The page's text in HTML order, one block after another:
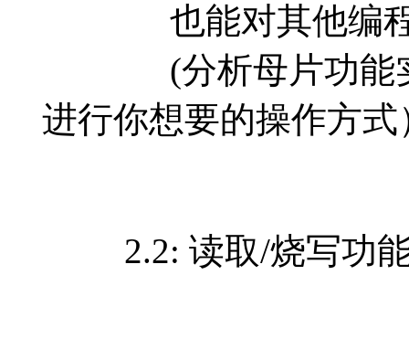
也能对其他编程读
(分析母片功能实现
进行你想要的操作方式
2.2: 读取/烧写功能